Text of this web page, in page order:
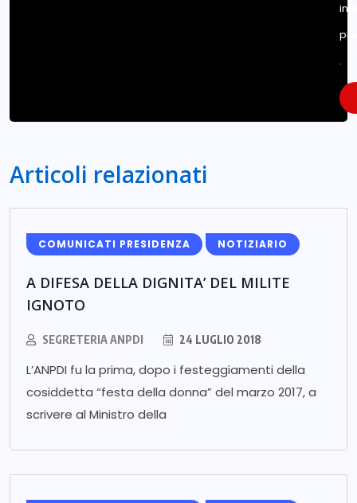
.
Articoli relazionati
COMUNICATI PRESIDENZA NOTIZIARIO
A DIFESA DELLA DIGNITA’ DEL MILITE
IGNOTO
SEGRETERIA ANPDI 24 LUGLIO 2018
L’ANPDI fu la prima, dopo i festeggiamenti della
cosiddetta “festa della donna” del marzo 2017, a
scrivere al Ministro della